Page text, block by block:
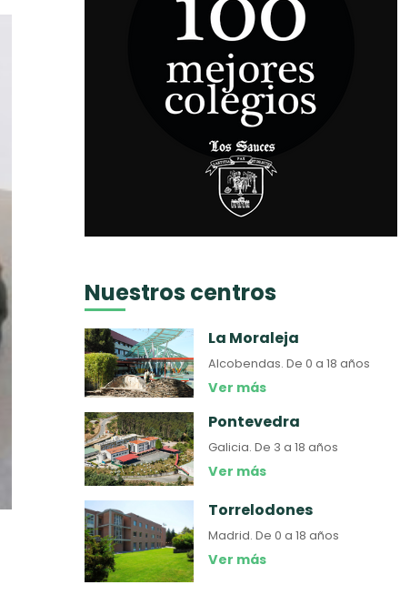
Nuestros centros
La Moraleja
Alcobendas.De 0 a 18 años
Ver más
Pontevedra
Galicia.De 3 a 18 años
Ver más
Torrelodones
Madrid.De 0 a 18 años
Ver más